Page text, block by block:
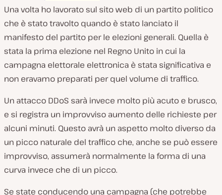
Una volta ho lavorato sul sito web di un partito politico
che è stato travolto quando è stato lanciato il
manifesto del partito per le elezioni generali. Quella è
stata la prima elezione nel Regno Unito in cui la
campagna elettorale elettronica è stata significativa e
non eravamo preparati per quel volume di traffico.
Un attacco DDoS sarà invece molto più acuto e brusco,
e si registra un improvviso aumento delle richieste per
alcuni minuti. Questo avrà un aspetto molto diverso da
un picco naturale del traffico che, anche se può essere
improvviso, assumerà normalmente la forma di una
curva invece che di un picco.
Se state conducendo una campagna (che potrebbe